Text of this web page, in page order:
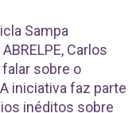
Sampa
Carlos
falar sobre o
iniciativa faz parte
inéditos sobre